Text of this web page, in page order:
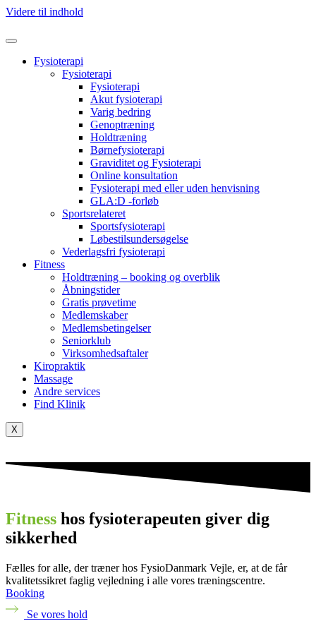
Videre til indhold
Fysioterapi
Fysioterapi
Fysioterapi
Akut fysioterapi
Varig bedring
Genoptræning
Holdtræning
Børnefysioterapi
Graviditet og Fysioterapi
Online konsultation
Fysioterapi med eller uden henvisning
GLA:D -forløb
Sportsrelateret
Sportsfysioterapi
Løbestilsundersøgelse
Vederlagsfri fysioterapi
Fitness
Holdtræning – booking og overblik
Åbningstider
Gratis prøvetime
Medlemskaber
Medlemsbetingelser
Seniorklub
Virksomhedsaftaler
Kiropraktik
Massage
Andre services
Find Klinik
X
Fitness hos fysioterapeuten giver dig
sikkerhed
Fælles for alle, der træner hos FysioDanmark Vejle, er, at de får
kvalitetssikret faglig vejledning i alle vores træningscentre.
Booking
Se vores hold